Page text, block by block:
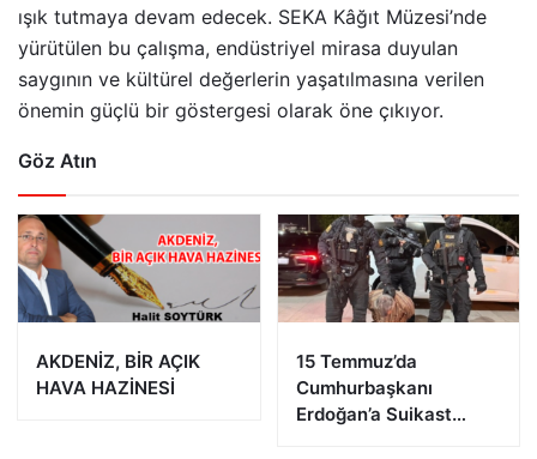
ışık tutmaya devam edecek. SEKA Kâğıt Müzesi’nde
yürütülen bu çalışma, endüstriyel mirasa duyulan
saygının ve kültürel değerlerin yaşatılmasına verilen
önemin güçlü bir göstergesi olarak öne çıkıyor.
Göz Atın
AKDENİZ, BİR AÇIK
HAVA HAZİNESİ
15 Temmuz’da
Cumhurbaşkanı
Erdoğan’a Suikast